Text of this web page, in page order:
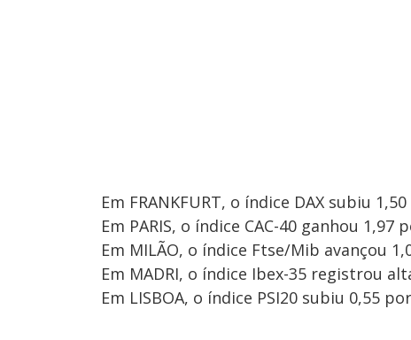
Em FRANKFURT, o índice DAX subiu
Em PARIS, o índice CAC-40 ganhou
Em MILÃO, o índice Ftse/Mib avançou
Em MADRI, o índice Ibex-35 registrou
Em LISBOA, o índice PSI20 subiu 0,55